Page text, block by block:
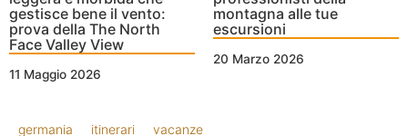
gestisce bene il vento:
prova della The North
Face Valley View
11 Maggio 2026
montagna alle tue
escursioni
20 Marzo 2026
germania itinerari vacanze